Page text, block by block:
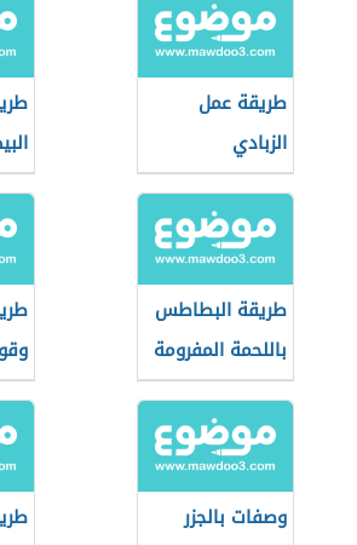
طريقة عمل
الزبادي
طريقة البطاطس
باللحمة المفرومة
وصفات بالجزر